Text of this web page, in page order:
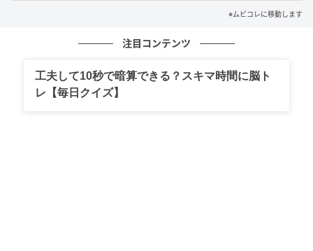
たけど、歩くだけになったの」という川村の言葉を使
ったキャッチコピーが印象に残るものとなっている。
また予告編は、『セノーテ』（19年）『Underground
アンダーグラウンド』（25年）などの作品で知られる
※ムビコレに移動します
注目コンテンツ
工夫して10秒で暗算できる？スキマ時間に脳ト
レ【毎日クイズ】